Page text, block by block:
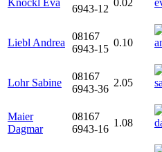
Knöckl Eva
6943-12
0.02
Liebl Andrea
08167
6943-15
0.10
Lohr Sabine
08167
6943-36
2.05
Maier
Dagmar
08167
6943-16
1.08